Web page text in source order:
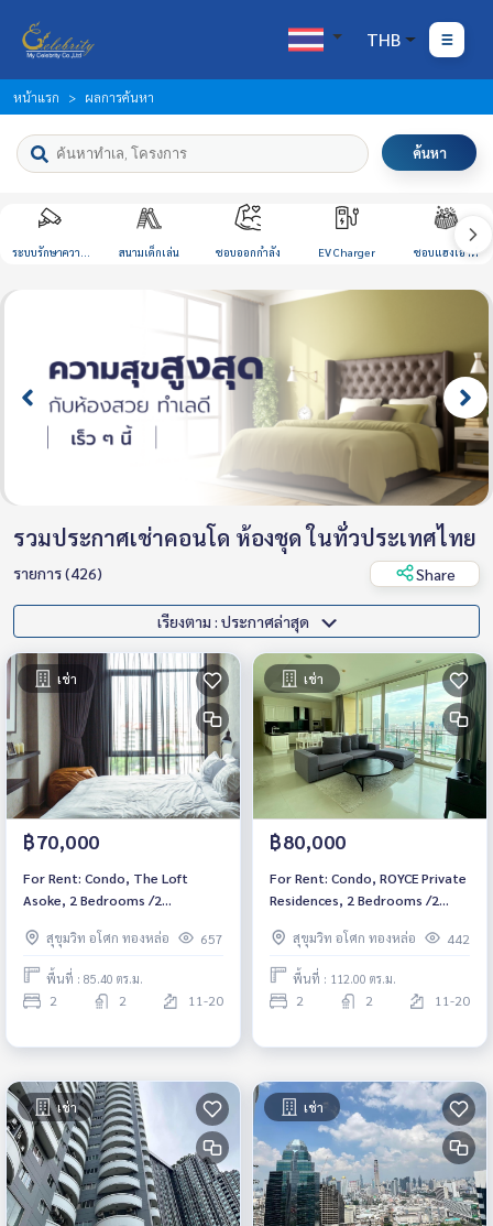
THB
หน้าแรก ผลการค้นหา
ค้นหา
ระบบรักษาความ สนามเด็กเล่น ชอบออกกำลัง EV Charger ชอบแฮงเอาท์
รวมประกาศเช่าคอนโด ห้องชุด ในทั่วประเทศไทย
รายการ (426) Share
เรียงตาม : ประกาศล่าสุด
เช่า
฿70,000
For Rent: Condo, The Loft
Asoke, 2 Bedrooms /2
/High Floor &amp; Ready to
move in*
สุขุมวิท อโศก ทองหล่อ 657
พื้นที่ : 85.40 ตร.ม.
2 2 11-20
เช่า
฿80,000
For Rent: Condo, ROYCE Private
Residences, 2 Bedrooms /2
/High Floor /Balcony & Ready
to move in*
สุขุมวิท อโศก ทองหล่อ 442
พื้นที่ : 112.00 ตร.ม.
2 2 11-20
เช่า เช่า